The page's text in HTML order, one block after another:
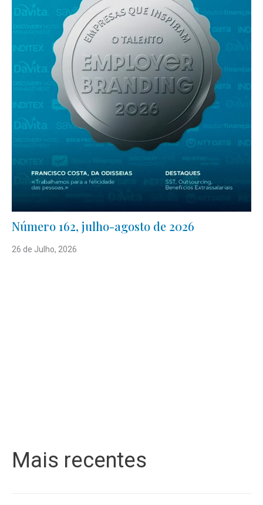
Número 162, julho-agosto de 2026
26 de Julho, 2026
Mais recentes